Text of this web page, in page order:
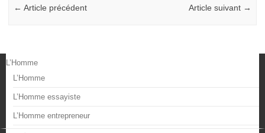
← Article précédent Article suivant →
L’Homme
L’Homme
L’Homme essayiste
L’Homme entrepreneur